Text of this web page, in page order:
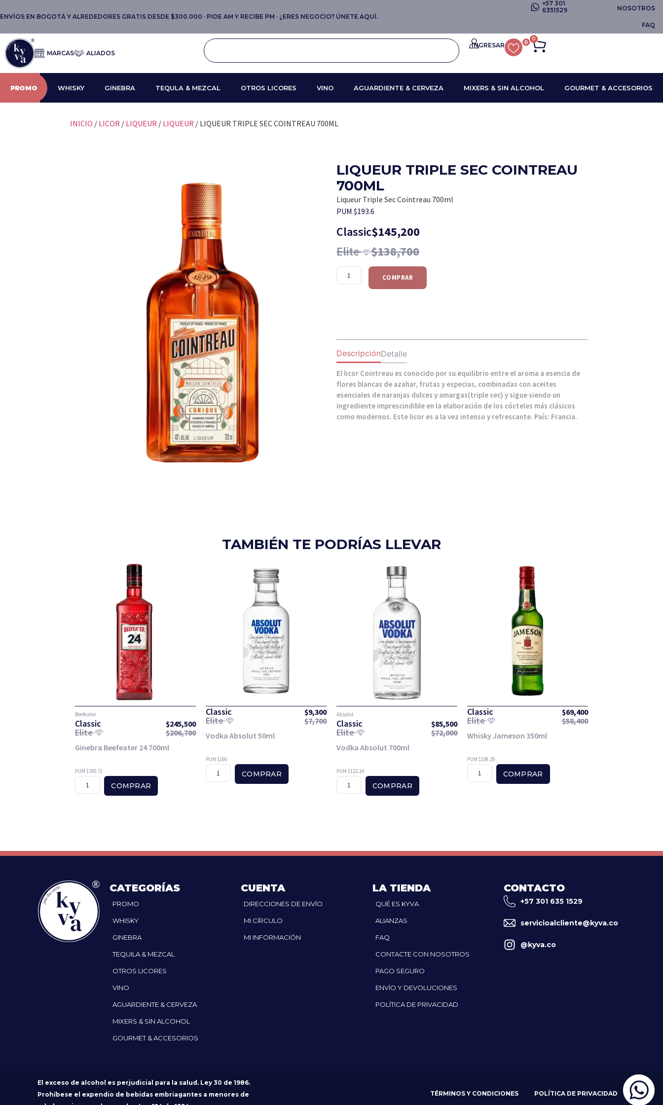
ENVÍOS EN BOGOTÁ Y ALREDEDORES GRATIS DESDE $300.000 · PIDE AM Y RECIBE PM · ¿ERES NEGOCIO? ÚNETE AQUÍ.
+57 301
6351529
NOSOTROS
FAQ
MARCAS ALIADOS
INGRESAR 0 0
PROMO WHISKY GINEBRA TEQULA & MEZCAL OTROS LICORES VINO AGUARDIENTE & CERVEZA MIXERS & SIN ALCOHOL GOURMET & ACCESORIOS
INICIO / LICOR / LIQUEUR / LIQUEUR / LIQUEUR TRIPLE SEC COINTREAU 700ML
LIQUEUR TRIPLE SEC COINTREAU
700ML
Liqueur Triple Sec Cointreau 700ml
PUM $193.6
Classic$145,200
Elite $138,700
COMPRAR
DescripciónDetalle
El licor Cointreau es conocido por su equilibrio entre el aroma a esencia de
flores blancas de azahar, frutas y especias, combinadas con aceites
esenciales de naranjas dulces y amargas(triple sec) y sigue siendo un
ingrediente imprescindible en la elaboración de los cócteles más clásicos
como modernos. Este licor es a la vez intenso y refrescante. País: Francia.
TAMBIÉN TE PODRÍAS LLEVAR
Beefeater
Classic $245,500
Elite $206,700
Ginebra Beefeater 24 700ml
PUM $350.71
COMPRAR
Classic $9,300
Elite $7,700
Vodka Absolut 50ml
PUM $186
COMPRAR
Absolut
Classic $85,500
Elite $72,000
Vodka Absolut 700ml
PUM $122.14
COMPRAR
Classic $69,400
Elite $58,400
Whisky Jameson 350ml
PUM $198.29
COMPRAR
CATEGORÍAS
PROMO
WHISKY
GINEBRA
TEQUILA & MEZCAL
OTROS LICORES
VINO
AGUARDIENTE & CERVEZA
MIXERS & SIN ALCOHOL
GOURMET & ACCESORIOS
CUENTA
DIRECCIONES DE ENVÍO
MI CÍRCULO
MI INFORMACIÓN
LA TIENDA
QUÉ ES KYVA
ALIANZAS
FAQ
CONTACTE CON NOSOTROS
PAGO SEGURO
ENVÍO Y DEVOLUCIONES
POLÍTICA DE PRIVACIDAD
CONTACTO
+57 301 635 1529
servicioalcliente@kyva.co
@kyva.co
El exceso de alcohol es perjudicial para la salud. Ley 30 de 1986.
Prohíbese el expendio de bebidas embriagantes a menores de
TÉRMINOS Y CONDICIONES POLÍTICA DE PRIVACIDAD